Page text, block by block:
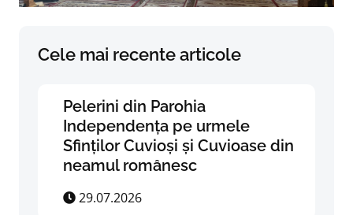
Cele mai recente articole
Pelerini din Parohia
Independența pe urmele
Sfinților Cuvioși și Cuvioase din
neamul românesc
29.07.2026